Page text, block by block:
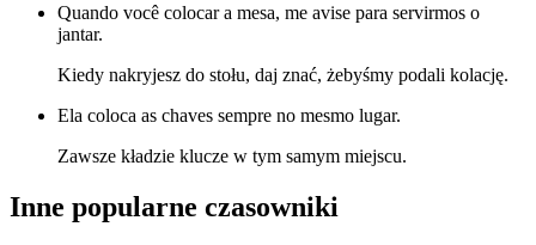
Quando você colocar a mesa, me avise para servirmos o
jantar.
Kiedy nakryjesz do stołu, daj znać, żebyśmy podali kolację.
Ela coloca as chaves sempre no mesmo lugar.
Zawsze kładzie klucze w tym samym miejscu.
Inne popularne czasowniki